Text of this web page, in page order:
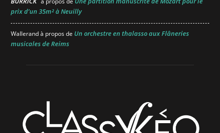
prix d’un 35m² à Neuilly
Wallerandà propos de Un orchestre en thalasso aux Flâneries
musicales de Reims